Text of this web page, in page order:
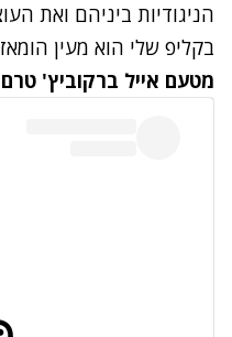
הניגודיות ביניהם ואת
בקליפ שלי הוא מעין
מטעם אייל ברקוביץ'